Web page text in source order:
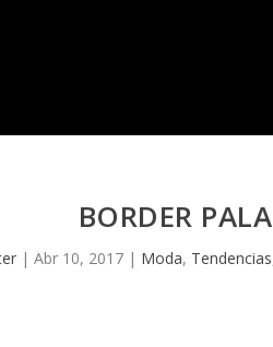
BORDER
|Abr 10, 2017 | Moda, Tendencias